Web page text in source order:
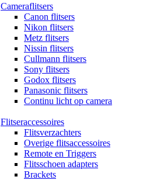
Cameraflitsers
Canon flitsers
Nikon flitsers
Metz flitsers
Nissin flitsers
Cullmann flitsers
Sony flitsers
Godox flitsers
Panasonic flitsers
Continu licht op camera
Flitseraccessoires
Flitsverzachters
Overige flitsaccessoires
Remote en Triggers
Flitsschoen adapters
Brackets